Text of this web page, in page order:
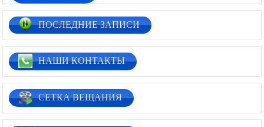
ПОСЛЕДНИЕ ЗАПИСИ
НАШИ КОНТАКТЫ
СЕТКА ВЕЩАНИЯ